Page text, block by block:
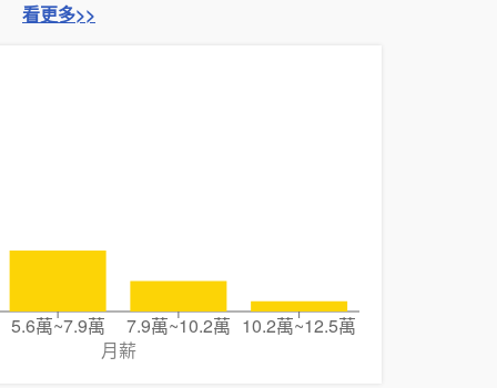
看更多>>
5.6萬~7.9萬 7.9萬~10.2萬 10.2萬~12.5萬
月薪